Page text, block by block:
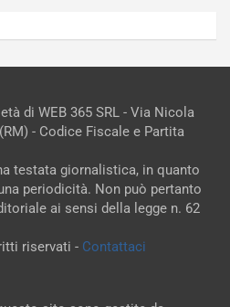
di WEB 365 SRL - Via Nicola
- Codice Fiscale e Partita
testata giornalistica, in quanto
periodicità. Non può pertanto
ai sensi della legge n. 62
riservati - Contattaci